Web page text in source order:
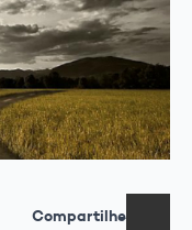
Compartilhe